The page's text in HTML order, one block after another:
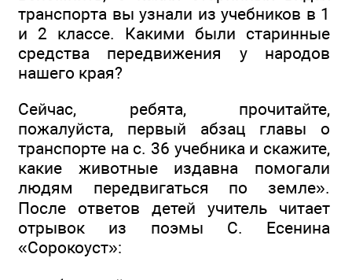
транспорта вы узнали из учебников в 1
и 2 классе. Какими были старинные
средства передвижения у народов
нашего края?
Сейчас, ребята, прочитайте,
пожалуйста, первый абзац главы о
транспорте на с. 36 учебника и скажите,
какие животные издавна помогали
людям передвигаться по земле».
После ответов детей учитель читает
отрывок из поэмы С. Есенина
«Сорокоуст»: